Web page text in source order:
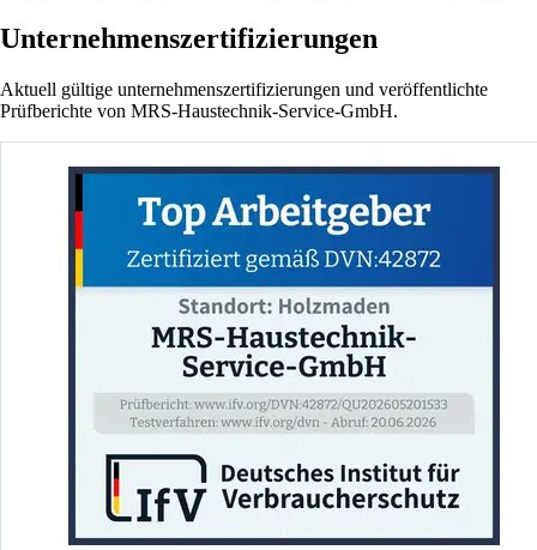
Unternehmenszertifizierungen
Aktuell gültige unternehmenszertifizierungen und veröffentlichte
Prüfberichte von MRS-Haustechnik-Service-GmbH.